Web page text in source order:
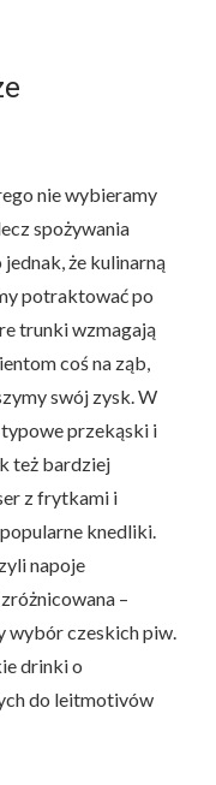
nie wybieramy
spożywania
że kulinarną
potraktować po
trunki wzmagają
coś na ząb,
swój zysk. W
typowe przekąski i
też bardziej
z frytkami i
knedliki.
napoje
–
wybór czeskich piw.
drinki o
do leitmotivów